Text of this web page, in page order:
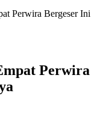
Perwira Bergeser Ini
Perwira